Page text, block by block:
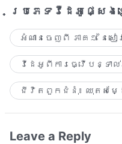
ប្រភេទ​វីដេអូ​ផ្សេង​
អំណានចេញពី ភាគ១ នៃ
វីដេអូពីការធ្វើបន្ទ
ជីវិតពួកជំនុំ៖ ឈុតសម្ដ
Leave a Reply